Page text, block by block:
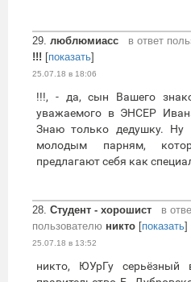
29. люблюмиасс
в ответ
!!! [показать]
25.07.18 в 18:06
!!!, - да, сын Вашего
уважаемого в ЭНСЕР
Знаю только дедушку. Ну
молодым парням,
предлагают себя как
28. Студент - хорошист
в
пользователю никто [показать]
25.07.18 в 13:52
никто, ЮУрГу серьёзный